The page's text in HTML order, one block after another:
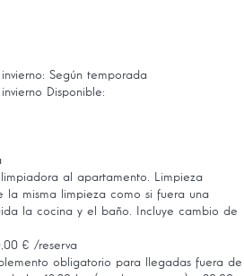
Según temporada
Disponible:
limpiadora al apartamento. Limpieza
la misma limpieza como si fuera una
la cocina y el baño. Incluye cambio de
€ /reserva
obligatorio para llegadas fuera de